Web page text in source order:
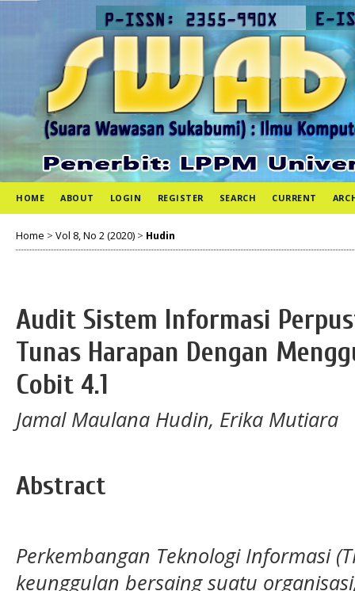
HOME ABOUT LOGIN REGISTER SEARCH CURRENT
Home > Vol 8, No 2 (2020) > Hudin
Audit Sistem Informasi
Tunas Harapan Dengan
Cobit 4.1
Jamal Maulana Hudin, Erika Mutiara
Abstract
Perkembangan Teknologi Informasi
keunggulan bersaing suatu